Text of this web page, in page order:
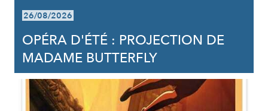
26/08/2026
OPÉRA D'ÉTÉ : PROJECTION DE
MADAME BUTTERFLY